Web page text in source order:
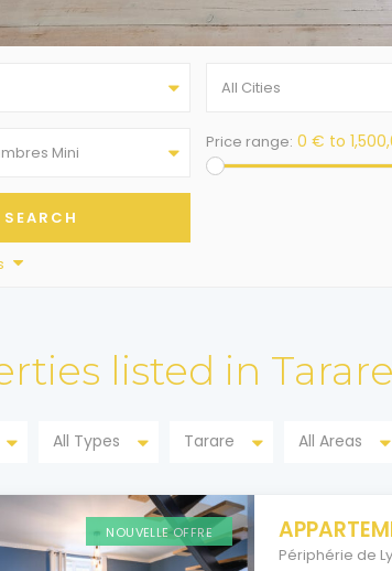
All Cities
Mini
Price range: 0 € to
listed in Tarare
All Types Tarare All Areas
NOUVELLE OFFRE
Périphérie de